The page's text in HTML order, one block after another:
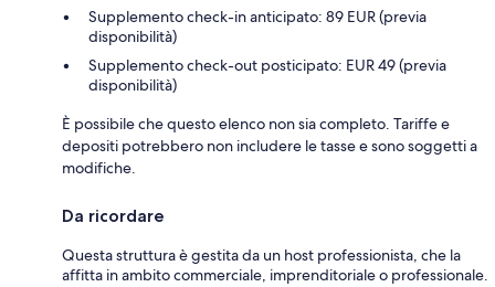
Supplemento check-in anticipato: 89 EUR (previa
disponibilità)
Supplemento check-out posticipato: EUR 49 (previa
disponibilità)
È possibile che questo elenco non sia completo. Tariffe e
depositi potrebbero non includere le tasse e sono soggetti a
modifiche.
Da ricordare
Questa struttura è gestita da un host professionista, che la
affitta in ambito commerciale, imprenditoriale o professionale.